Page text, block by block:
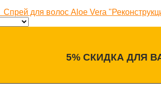
Спрей для волос Aloe Vera
5% СКИДКА ДЛЯ